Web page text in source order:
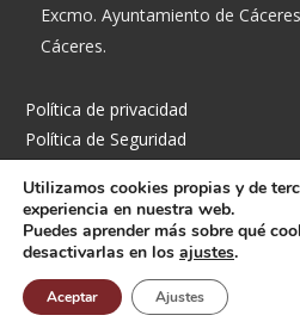
Excmo. Ayuntamiento de
Cáceres.
Política de privacidad
Política de Seguridad
Accesibilidad
Mapa del sitio
Contacto
Buzón
Utilizamos cookies propias y de
experiencia en nuestra web.
Puedes aprender más sobre qué
desactivarlas en los ajustes.
Aceptar Ajustes